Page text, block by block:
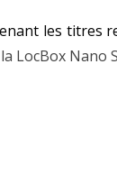
les titres
la LocBox Nano